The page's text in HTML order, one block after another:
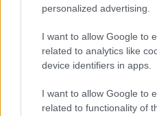
personalized advertising.
I want to allow Google to
related to analytics like
device identifiers in apps.
I want to allow Google to
related to functionality of